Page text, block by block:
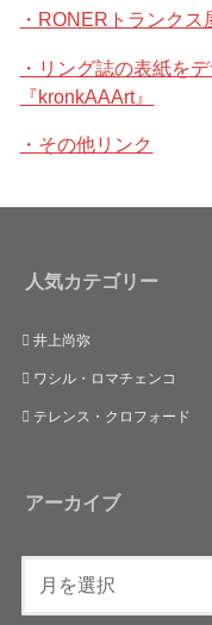
・RONERトランクス
・リング誌の表紙を
『kronkAAArt』
・その他リンク
人気カテゴリー
井上尚弥
ワシル・ロマチェンコ
テレンス・クロフォード
アーカイブ